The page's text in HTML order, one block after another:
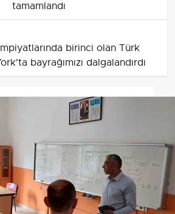
tamamlandı
birinci olan Türk
bayrağımızı dalgalandırdı